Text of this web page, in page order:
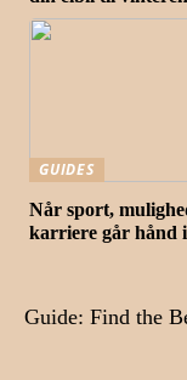
GUIDES
Når sport,
karriere går hånd
Guide: Find the